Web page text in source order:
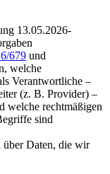
13.05.2026-
679 und
welche
Verantwortliche –
(z. B. Provider) –
welche rechtmäßigen
sind
über Daten, die wir